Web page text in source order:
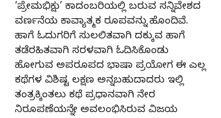
‘ಪ್ರೇಮಭಿಕ್ಷು’ ಕಾದಂಬರಿಯಲ್ಲಿ ಬರುವ ಸನ್ನಿವೇಶದ
ವರ್ಣನೆಯ ಕಾವ್ಯಾತ್ಮಕ ರೂಪವನ್ನು ಹೊಂದಿವೆ.
ಹಾಗೆ ಓದುಗರಿಗೆ ಸುಲಲಿತವಾಗಿ ದಕ್ಕುವ ಹಾಗೆ
ತಡೆರಹಿತವಾಗಿ ಸರಳವಾಗಿ ಓದಿಸಿಕೊಂಡು
ಹೋಗುವ ಅಪರೂಪದ ಭಾಷಾ ಪ್ರಯೋಗ ಈ ಎಲ್ಲ
ಕಥೆಗಳ ವಿಶಿಷ್ಟ ಲಕ್ಷಣ ಅನ್ನಬಹುದಾದರು ಇಲ್ಲಿ
ತಂತ್ರಕ್ಕಿಂತಲು ಕಥೆ ಪ್ರಧಾನವಾಗಿ ನೇರ
ನಿರೂಪಣೆಯನ್ನೇ ಅವಲಂಭಿಸಿರುವ ವಿಜಯ